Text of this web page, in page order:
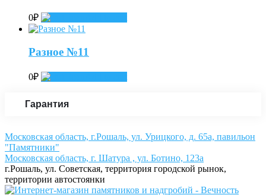
0₽
Разное №11
0₽
Гарантия
Московская область, г.Рошаль, ул. Урицкого, д. 65а, павильон
"Памятники"
Московская область, г. Шатура , ул. Ботино, 123а
г.Рошаль, ул. Советская, территория городской рынок,
территории автостоянки